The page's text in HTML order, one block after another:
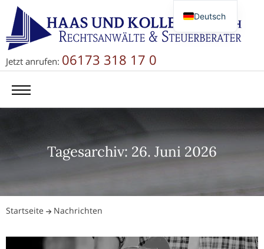
Jetzt anrufen: 06173 318 17 0
Tagesarchiv: 26. Juni 2026
Startseite Nachrichten
Deutsch
English
简体中文